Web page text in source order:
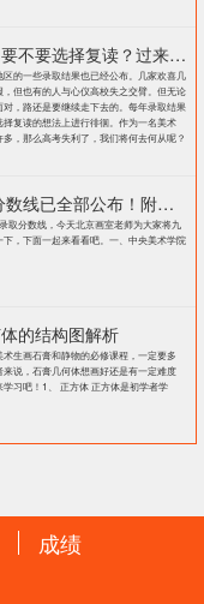
美术生艺考失利了，要不要选择复读？过来人提出这几点建议
的一些录取结果也已经公布。几家欢喜几
但也有的人与心仪高校失之交臂。但无论
，路还是要继续走下去的。每年录取结果
复读的想法上进行徘徊。作为一名美术
，那么高考失利了，我们将何去何从呢？
2021九大美院录取分数线已全部公布！附各大院校录取分数线汇总！
取分数线，今天北京画室老师为大家将九
，下面一起来看看吧。一、中央美术学院
的结构图解析
生画石膏和静物的必修课程，一定要多
说，石膏几何体想画好还是有一定难度
习吧！1、 正方体 正方体是初学者学
成绩